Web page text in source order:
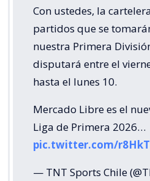
Con ustedes, la
partidos que se
nuestra Primera
disputará entre el
hasta el lunes 10.
Mercado Libre es el
Liga de Primera 2026…
pic.twitter.com/
— TNT Sports Chile